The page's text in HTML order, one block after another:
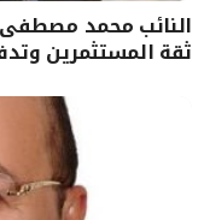
النائب محمد مصطفى
ثقة المستثمرين